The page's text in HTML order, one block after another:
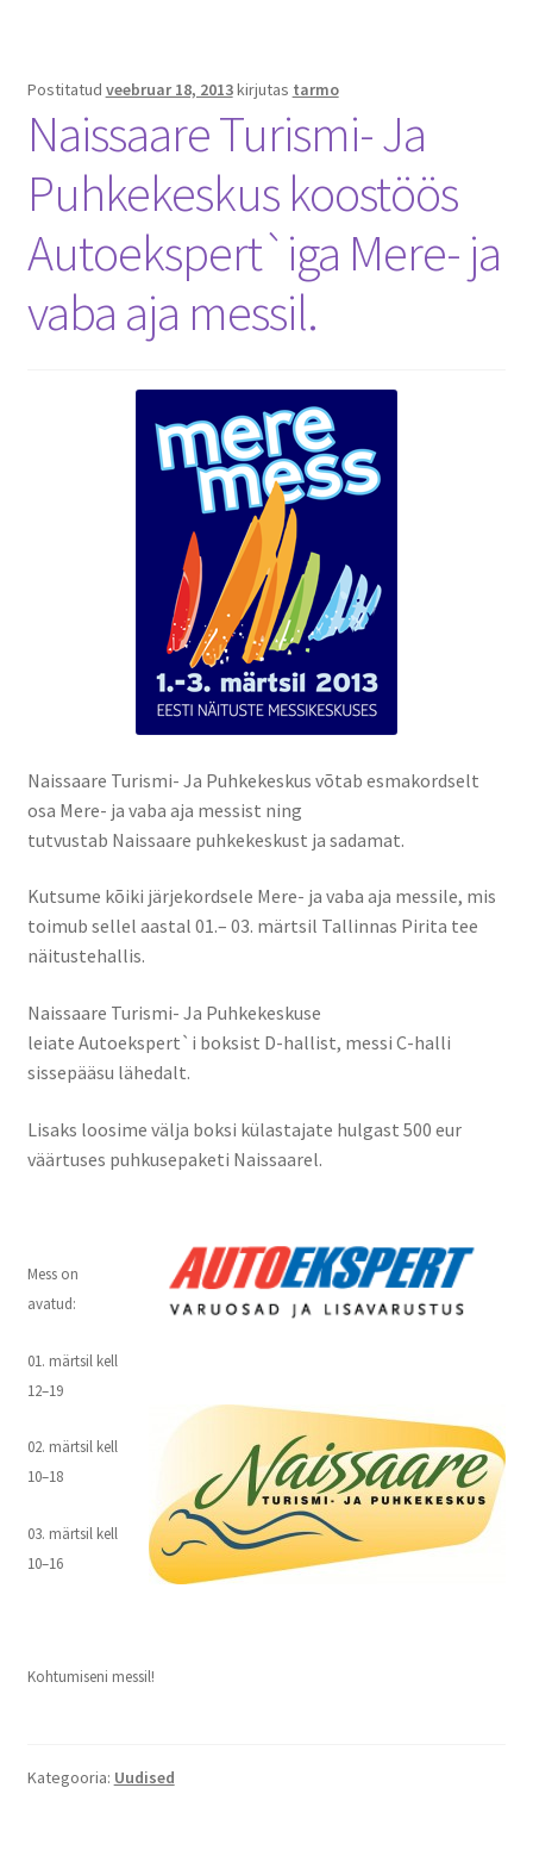
Postitatud veebruar 18, 2013kirjutas tarmo
Naissaare Turismi- Ja
Puhkekeskus koostöös
Autoekspert`iga Mere- ja
vaba aja messil.
Naissaare Turismi- Ja Puhkekeskus võtab esmakordselt
osa Mere- ja vaba aja messist ning
tutvustab Naissaare puhkekeskust ja sadamat.
Kutsume kõiki järjekordsele Mere- ja vaba aja messile, mis
toimub sellel aastal 01.– 03. märtsil Tallinnas Pirita tee
näitustehallis.
Naissaare Turismi- Ja Puhkekeskuse
leiate Autoekspert`i boksist D-hallist, messi C-halli
sissepääsu lähedalt.
Lisaks loosime välja boksi külastajate hulgast 500 eur
väärtuses puhkusepaketi Naissaarel.
Mess on
avatud:
01. märtsil kell
12–19
02. märtsil kell
10–18
03. märtsil kell
10–16
Kohtumiseni messil!
Kategooria: Uudised